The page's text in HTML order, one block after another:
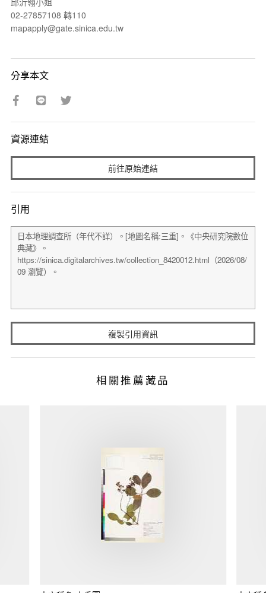
02-27857108 轉110
mapapply@gate.sinica.edu.tw
分享本文
資源連結
前往原始連結
引用
複製引用資訊
相關推薦藏品